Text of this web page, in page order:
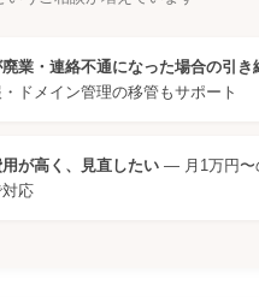
業・連絡不通になった場合の引き
ドメイン管理の移管もサポート
が高く、見直したい — 月1万円〜
応